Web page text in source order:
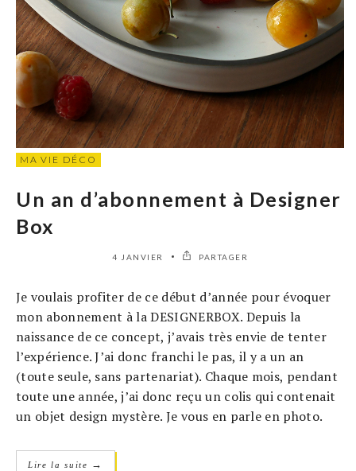
MA VIE DÉCO
Un an d’abonnement à Designer
Box
4 JANVIER PARTAGER
Je voulais profiter de ce début d’année pour évoquer
mon abonnement à la DESIGNERBOX. Depuis la
naissance de ce concept, j’avais très envie de tenter
l’expérience. J’ai donc franchi le pas, il y a un an
(toute seule, sans partenariat). Chaque mois, pendant
toute une année, j’ai donc reçu un colis qui contenait
un objet design mystère. Je vous en parle en photo.
Lire la suite →